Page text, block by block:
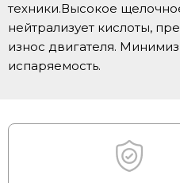
техники.Высокое
нейтрализует кислоты,
износ двигателя.
испаряемость.